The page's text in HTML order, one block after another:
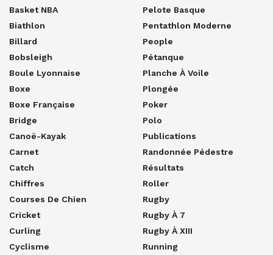
Basket NBA
Biathlon
Billard
Bobsleigh
Boule Lyonnaise
Boxe
Boxe Française
Bridge
Canoë-Kayak
Carnet
Catch
Chiffres
Courses De Chien
Cricket
Curling
Cyclisme
Pelote Basque
Pentathlon Moderne
People
Pétanque
Planche À Voile
Plongée
Poker
Polo
Publications
Randonnée Pédestre
Résultats
Roller
Rugby
Rugby À 7
Rugby À XIII
Running